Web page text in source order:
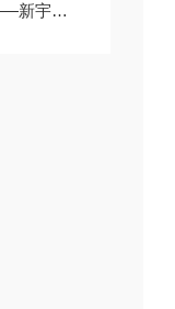
守护齿轮箱健康